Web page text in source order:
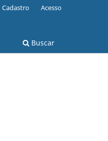
Buscar
Cadastro Acesso